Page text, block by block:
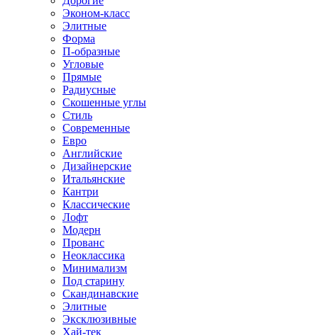
Эконом-класс
Элитные
Форма
П-образные
Угловые
Прямые
Радиусные
Скошенные углы
Стиль
Современные
Евро
Английские
Дизайнерские
Итальянские
Кантри
Классические
Лофт
Модерн
Прованс
Неоклассика
Минимализм
Под старину
Скандинавские
Элитные
Эксклюзивные
Хай-тек